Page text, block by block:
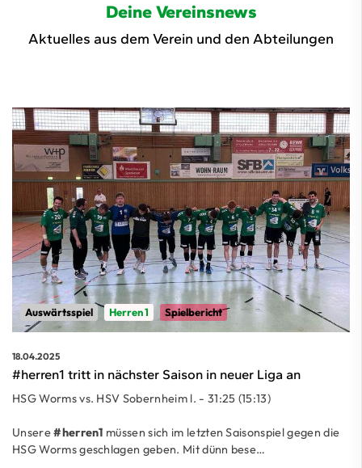
Deine Vereinsnews
Aktuelles aus dem Verein und den Abteilungen
Auswärtsspiel Herren 1 Spielbericht
18.04.2025
#herren1 tritt in nächster Saison in neuer Liga an
HSG Worms vs. HSV Sobernheim l. - 31:25 (15:13)
Unsere#herren1 müssen sich im letzten Saisonspiel gegen die
HSG Worms geschlagen geben. Mit dünn bese…